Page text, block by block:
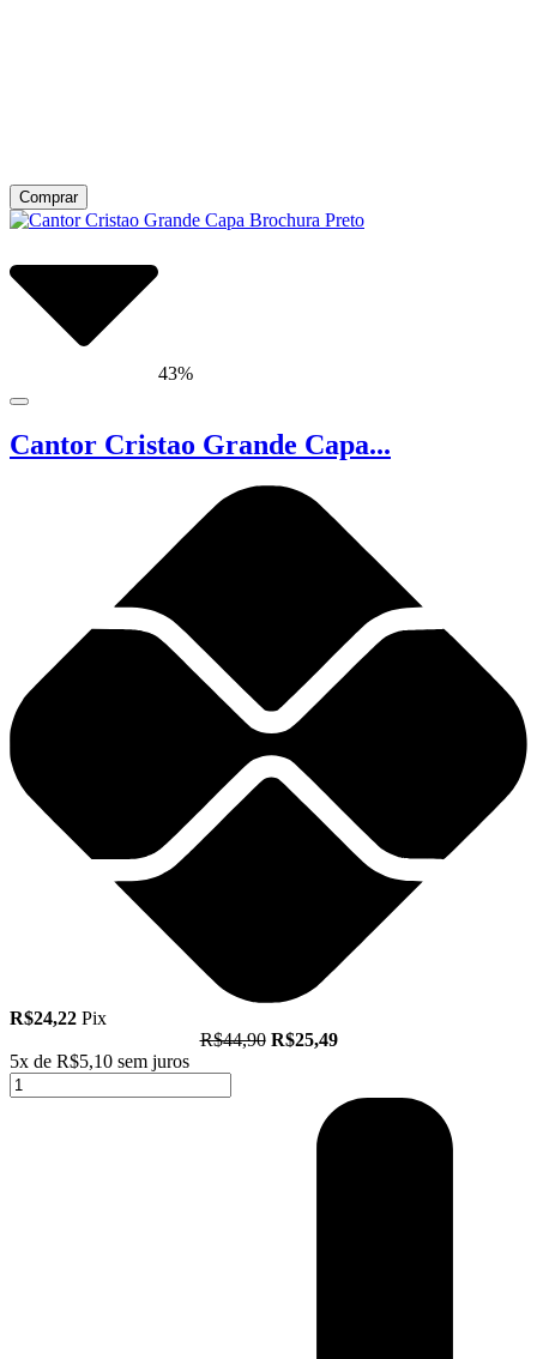
Comprar
43%
Cantor Cristao Grande Capa...
R$24,22 Pix
R$44,90 R$25,49
5x de R$5,10 sem juros